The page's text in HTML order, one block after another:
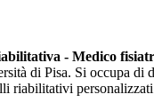
- Medico
di Pisa. Si occupa
riabilitativi